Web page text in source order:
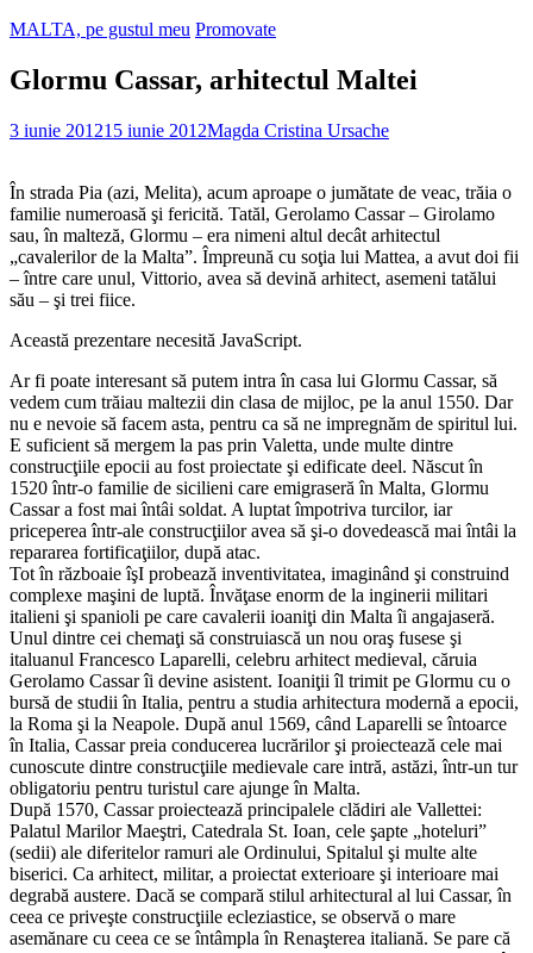
MALTA, pe gustul meu Promovate
Glormu Cassar, arhitectul Maltei
3 iunie 201215 iunie 2012Magda Cristina Ursache
În strada Pia (azi, Melita), acum aproape o jumătate de veac, trăia o
familie numeroasă şi fericită. Tatăl, Gerolamo Cassar – Girolamo
sau, în malteză, Glormu – era nimeni altul decât arhitectul
„cavalerilor de la Malta”. Împreună cu soţia lui Mattea, a avut doi fii
– între care unul, Vittorio, avea să devină arhitect, asemeni tatălui
său – şi trei fiice.
Această prezentare necesită JavaScript.
Ar fi poate interesant să putem intra în casa lui Glormu Cassar, să
vedem cum trăiau maltezii din clasa de mijloc, pe la anul 1550. Dar
nu e nevoie să facem asta, pentru ca să ne impregnăm de spiritul lui.
E suficient să mergem la pas prin Valetta, unde multe dintre
construcţiile epocii au fost proiectate şi edificate deel. Născut în
1520 într-o familie de sicilieni care emigraseră în Malta, Glormu
Cassar a fost mai întâi soldat. A luptat împotriva turcilor, iar
priceperea într-ale construcţiilor avea să şi-o dovedească mai întâi la
repararea fortificaţiilor, după atac.
Tot în războaie îşI probează inventivitatea, imaginând şi construind
complexe maşini de luptă. Învăţase enorm de la inginerii militari
italieni şi spanioli pe care cavalerii ioaniţi din Malta îi angajaseră.
Unul dintre cei chemaţi să construiască un nou oraş fusese şi
italuanul Francesco Laparelli, celebru arhitect medieval, căruia
Gerolamo Cassar îi devine asistent. Ioaniţii îl trimit pe Glormu cu o
bursă de studii în Italia, pentru a studia arhitectura modernă a epocii,
la Roma şi la Neapole. După anul 1569, când Laparelli se întoarce
în Italia, Cassar preia conducerea lucrărilor şi proiectează cele mai
cunoscute dintre construcţiile medievale care intră, astăzi, într-un tur
obligatoriu pentru turistul care ajunge în Malta.
După 1570, Cassar proiectează principalele clădiri ale Vallettei:
Palatul Marilor Maeştri, Catedrala St. Ioan, cele şapte „hoteluri”
(sedii) ale diferitelor ramuri ale Ordinului, Spitalul şi multe alte
biserici. Ca arhitect, militar, a proiectat exterioare şi interioare mai
degrabă austere. Dacă se compară stilul arhitectural al lui Cassar, în
ceea ce priveşte construcţiile ecleziastice, se observă o mare
asemănare cu ceea ce se întâmpla în Renaşterea italiană. Se pare că